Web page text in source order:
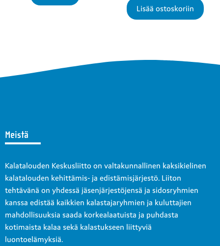
Lisää ostoskoriin
Meistä
Kalatalouden Keskusliitto on valtakunnallinen kaksikielinen
kalatalouden kehittämis- ja edistämisjärjestö. Liiton
tehtävänä on yhdessä jäsenjärjestöjensä ja sidosryhmien
kanssa edistää kaikkien kalastajaryhmien ja kuluttajien
mahdollisuuksia saada korkealaatuista ja puhdasta
kotimaista kalaa sekä kalastukseen liittyviä
luontoelämyksiä.